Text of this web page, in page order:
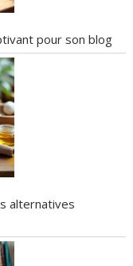
pour son blog
alternatives